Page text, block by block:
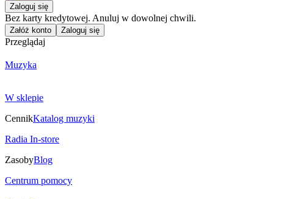
Zaloguj się
Bez karty kredytowej. Anuluj w dowolnej chwili.
Załóż konto Zaloguj się
Przeglądaj
Muzyka
W sklepie
CennikKatalog muzyki
Radia In-store
ZasobyBlog
Centrum pomocy